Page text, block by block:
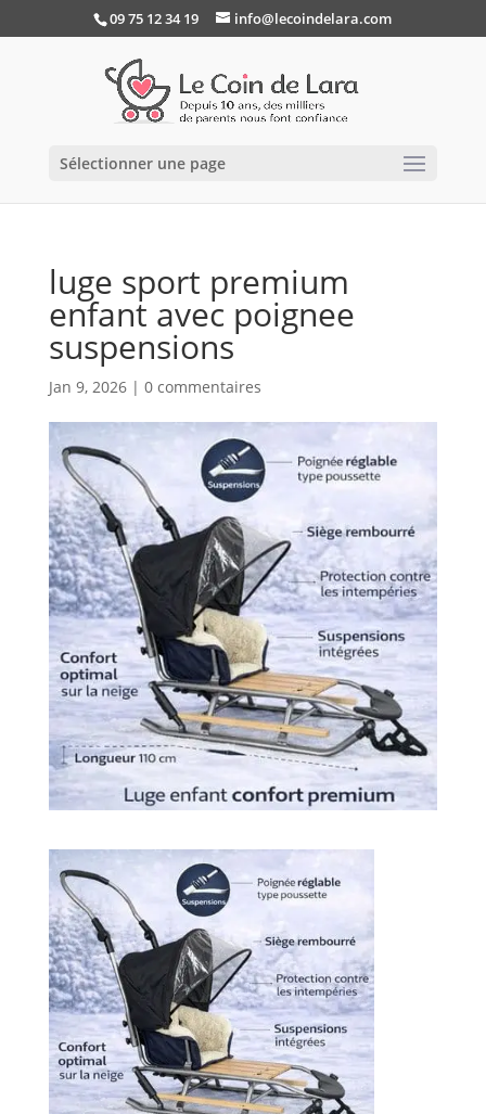
09 75 12 34 19 info@lecoindelara.com
Sélectionner une page
luge sport premium
enfant avec poignee
suspensions
Jan 9, 2026| 0 commentaires